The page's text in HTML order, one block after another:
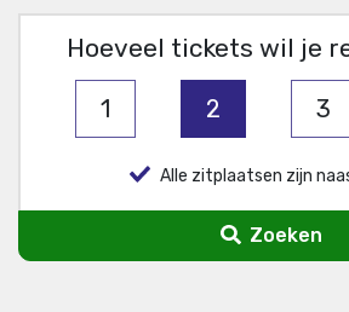
Hoeveel tickets wil je
1 2 3
Alle zitplaatsen zijn
Zoeken